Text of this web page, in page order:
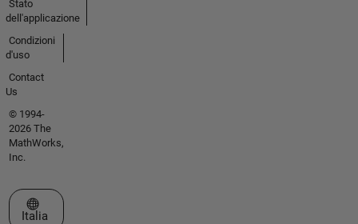
Stato
dell'applicazione
Condizioni
d'uso
Contact
Us
© 1994-
2026 The
MathWorks,
Inc.
Seleziona un sito web
Italia